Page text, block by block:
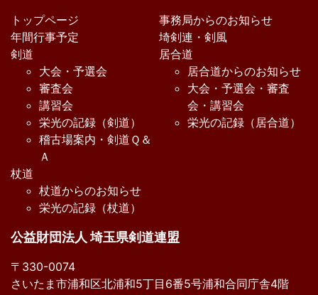
トップページ
事務局からのお知らせ
年間行事予定
埼剣連・剣風
剣道
大会・予選会
審査会
講習会
栄光の記録（剣道）
稽古場案内・剣道Ｑ＆
Ａ
居合道
居合道からのお知らせ
大会・予選会・審査
会・講習会
栄光の記録（居合道）
杖道
杖道からのお知らせ
栄光の記録（杖道）
公益財団法人 埼玉県剣道連盟
〒330-0074
さいたま市浦和区北浦和5丁目6番5号浦和合同庁舎4階